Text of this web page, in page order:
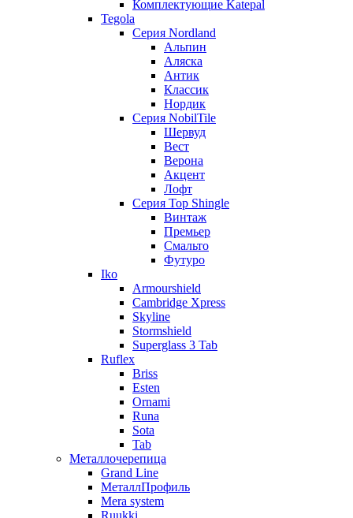
Комплектующие Katepal
Tegola
Серия Nordland
Альпин
Аляска
Антик
Классик
Нордик
Серия NobilTile
Шервуд
Вест
Верона
Акцент
Лофт
Серия Top Shingle
Винтаж
Премьер
Смальто
Футуро
Iko
Armourshield
Cambridge Xpress
Skyline
Stormshield
Superglass 3 Tab
Ruflex
Briss
Esten
Ornami
Runa
Sota
Tab
Металлочерепица
Grand Line
МеталлПрофиль
Mera system
Ruukki